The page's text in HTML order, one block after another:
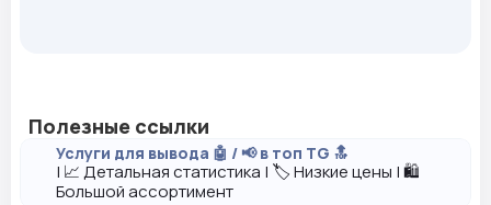
Полезные ссылки
Услуги для вывода 🤖 / 📢 в топ TG 🔝
| 📈 Детальная статистика | 🏷️ Низкие цены | 🛍️
Большой ассортимент